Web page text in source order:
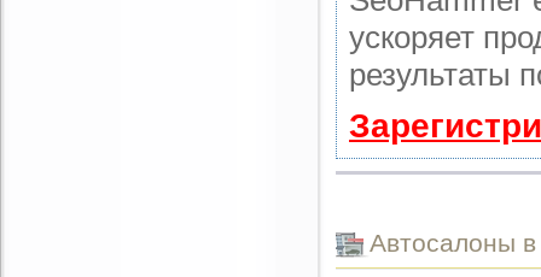
ускоряет
результаты
Автоcалоны в